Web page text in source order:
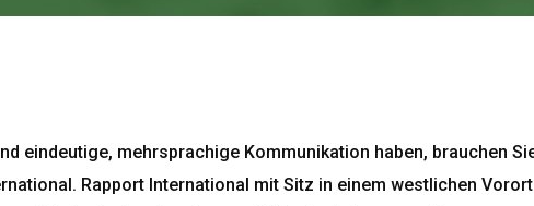
eindeutige, mehrsprachige Kommunikation haben, brauchen
Rapport International mit Sitz in einem westlichen